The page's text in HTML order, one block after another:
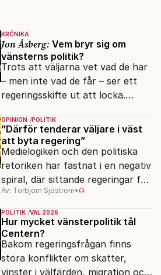
KRÖNIKA
Jon Åsberg: Vem bryr sig om
vänsterns politik?
Trots att väljarna vet vad de har
– men inte vad de får – ser ett
regeringsskifte ut att locka.
OPINION POLITIK
”Därför tenderar väljare i väst
att byta regering”
Medielogiken och den politiska
retoriken har fastnat i en negativ
spiral, där sittande regeringar får
klä skott för sådant som går
dåligt.
Av: Torbjörn Sjöström•
POLITIK VAL 2026
Hur mycket vänsterpolitik tål
Centern?
Bakom regeringsfrågan finns
stora konflikter om skatter,
vinster i välfärden, migration och